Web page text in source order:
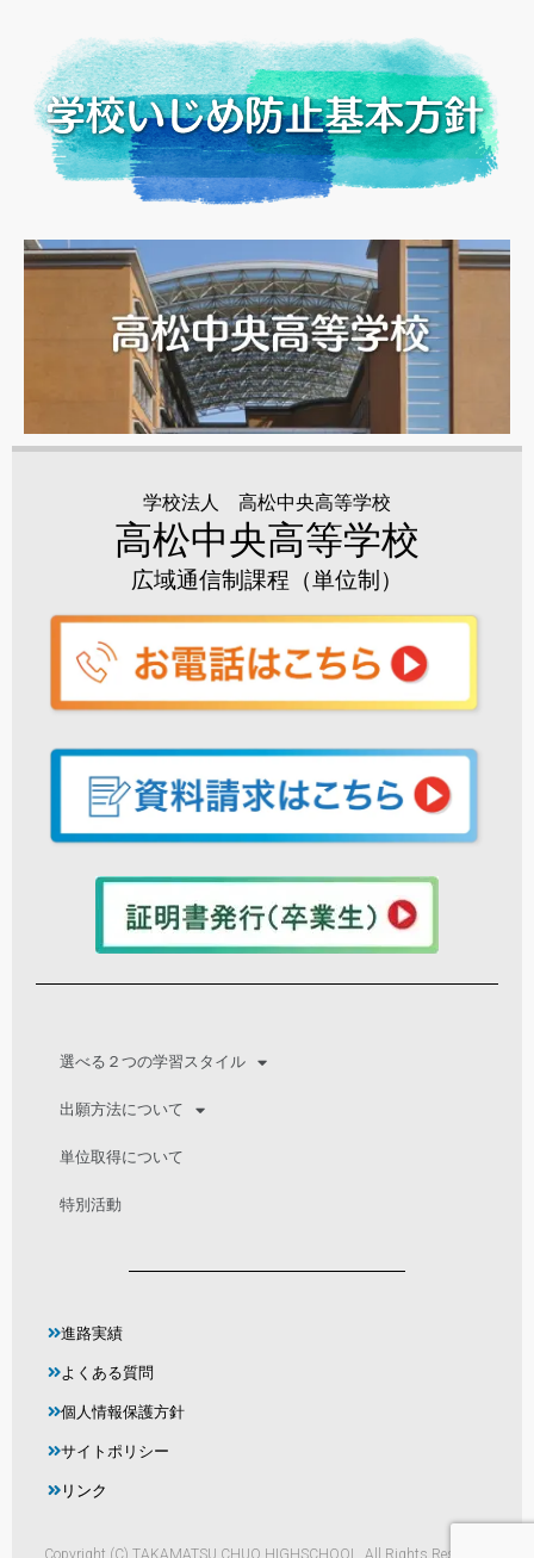
学校法人 高松中央高等学校
高松中央高等学校
広域通信制課程（単位制）
選べる２つの学習スタイル
出願方法について
単位取得について
特別活動
進路実績
よくある質問
個人情報保護方針
サイトポリシー
リンク
Copyright (C) TAKAMATSU CHUO HIGHSCHOOL. All Rights Reserved.